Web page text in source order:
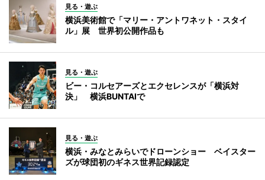
見る・遊ぶ
横浜美術館で「マリー・アントワネット・スタイ
ル」展 世界初公開作品も
見る・遊ぶ
ビー・コルセアーズとエクセレンスが「横浜対
決」 横浜BUNTAIで
見る・遊ぶ
横浜・みなとみらいでドローンショー ベイスター
ズが球団初のギネス世界記録認定